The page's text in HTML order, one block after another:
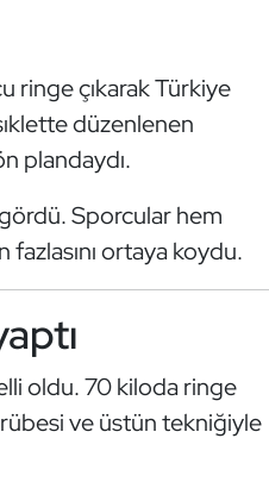
ringe çıkarak Türkiye
düzenlenen
plandaydı.
Sporcular hem
ortaya koydu.
oldu. 70 kiloda ringe
ve üstün tekniğiyle